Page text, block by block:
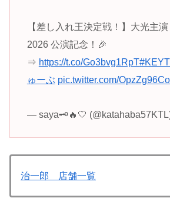
【差し入れ王決定戦！】大光主
2026 公演記念！🎉
⇒ https://t.co/Go3bvg1RpT
ゅーぶ pic.twitter.com/
— saya🗝️🔥🤍
治一郎 店舗一覧